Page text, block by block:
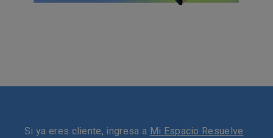
Si ya eres cliente, ingresa a Mi Espacio Resuelve